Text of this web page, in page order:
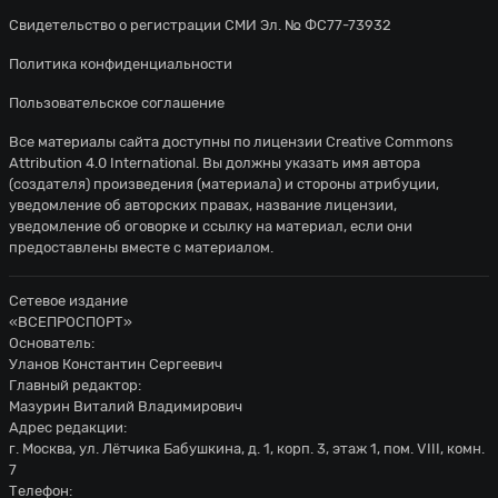
Мелвен Бар ослабляет давление,
выбив мяч.
Сент-Этьен совершает вбрасывание
на половине поля противника
33'
Мелвен Бар ослабляет давление,
выбив мяч.
33'
Сент-Этьен совершает вбрасывание
33'
Том Лоше ослабляет давление, выбив
мяч.
33'
Сент-Этьен контролирует мяч.
34'
Антуан Менди ослабляет давление,
выбив мяч.
Свидетельство о регистрации СМИ Эл. № ФС77-73932
Политика конфиденциальности
Пользовательское соглашение
Все материалы сайта доступны по лицензии Creative Commons
Attribution 4.0 International . Вы должны указать имя автора
(создателя) произведения (материала) и стороны атрибуции,
уведомление об авторских правах, название лицензии,
уведомление об оговорке и ссылку на материал, если они
предоставлены вместе с материалом.
Сетевое издание
«ВСЕПРОСПОРТ»
Основатель:
Уланов Константин Сергеевич
Главный редактор:
Мазурин Виталий Владимирович
Адрес редакции:
г. Москва, ул. Лётчика Бабушкина, д. 1, корп. 3, этаж 1, пом. VIII, комн.
7
Телефон: